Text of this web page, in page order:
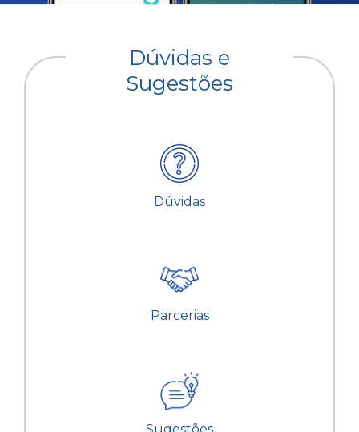
Dúvidas e
Sugestões
Dúvidas
Parcerias